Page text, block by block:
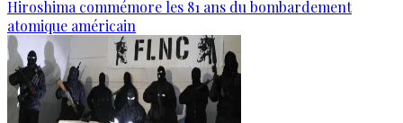
Hiroshima commémore les 81 ans du bombardement
atomique américain